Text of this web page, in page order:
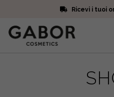
Scegli campioni
Iscriviti alla Newsletter.
Ricevi i tuoi